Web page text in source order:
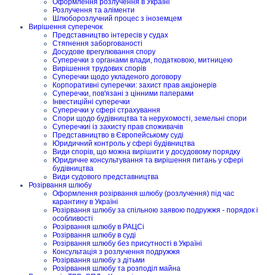
Оформлення розлучення в Україні
Розлучення та аліменти
Шлюборозлучний процес з іноземцем
Вирішення суперечок
Представництво інтересів у судах
Стягнення заборгованості
Досудове врегулювання спору
Суперечки з органами влади, податковою, митницею
Вирішення трудових спорів
Суперечки щодо укладеного договору
Корпоративні суперечки: захист прав акціонерів
Суперечки, пов'язані з цінними паперами
Інвестиційні суперечки
Суперечки у сфері страхування
Спори щодо будівництва та нерухомості, земельні спори
Суперечкиі із захисту прав споживачів
Представництво в Європейському суді
Юридичний контроль у сфері будівництва
Види спорів, що можна вирішити у досудовому порядку
Юридичне консультування та вирішення питань у сфері
будівництва
Види судового представництва
Розірвання шлюбу
Оформлення розірвання шлюбу (розлучення) під час
карантину в Україні
Розірвання шлюбу за спільною заявою подружжя - порядок і
особливості
Розірвання шлюбу в РАЦСі
Розірвання шлюбу в суді
Розірвання шлюбу без присутності в Україні
Консультація з розлучення подружжя
Розірвання шлюбу з дітьми
Розірвання шлюбу та розподіл майна